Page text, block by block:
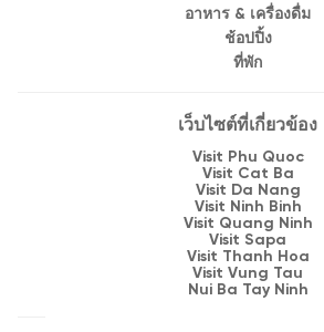
อาหาร & เครื่องดื่ม
ช้อปปิ้ง
ที่พัก
เว็บไซต์ที่เกี่ยวข้อง
Visit Phu Quoc
Visit Cat Ba
Visit Da Nang
Visit Ninh Binh
Visit Quang Ninh
Visit Sapa
Visit Thanh Hoa
Visit Vung Tau
Nui Ba Tay Ninh